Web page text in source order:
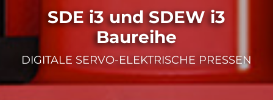
SDE i3 und SDEW i3
Baureihe
DIGITALE SERVO-ELEKTRISCHE PRESSEN